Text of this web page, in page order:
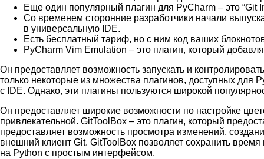
Еще один популярный плагин для PyCharm – это “Git
Со временем сторонние разработчики начали
в универсальную IDE.
Есть бесплатный тариф, но с ним код ваших
PyCharm Vim Emulation – это плагин, который
Он предоставляет возможность запускать и
только некоторые из множества плагинов, доступных для
с IDE. Однако, эти плагины пользуются широкой
Он предоставляет широкие возможности по настройке
привлекательной. GitToolBox – это плагин, который
предоставляет возможность просмотра изменений,
внешний клиент Git. GitToolBox позволяет сохранить
на Python с простым интерфейсом.